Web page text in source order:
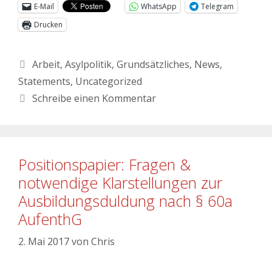
E-Mail
WhatsApp
Telegram
Drucken
Arbeit, Asylpolitik, Grundsätzliches, News,
Statements, Uncategorized
Schreibe einen Kommentar
Positionspapier: Fragen &
notwendige Klarstellungen zur
Ausbildungsduldung nach § 60a
AufenthG
2. Mai 2017von Chris